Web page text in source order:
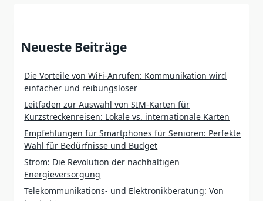
Neueste Beiträge
Die Vorteile von WiFi-Anrufen: Kommunikation wird
einfacher und reibungsloser
Leitfaden zur Auswahl von SIM-Karten für
Kurzstreckenreisen: Lokale vs. internationale Karten
Empfehlungen für Smartphones für Senioren: Perfekte
Wahl für Bedürfnisse und Budget
Strom: Die Revolution der nachhaltigen
Energieversorgung
Telekommunikations- und Elektronikberatung: Von